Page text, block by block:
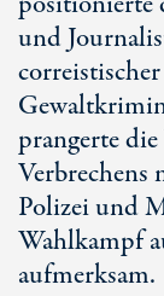
und
prangerte
Polizei und
Wahlkampf
aufmerksam.